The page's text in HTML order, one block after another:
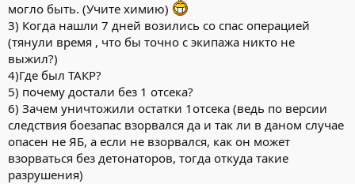
могло быть. (Учите химию)
3) Когда нашли 7 дней возились со спас операцией
(тянули время , что бы точно с экипажа никто не
выжил?)
4)Где был ТАКР?
5) почему достали без 1 отсека?
6) Зачем уничтожили остатки 1отсека (ведь по версии
следствия боезапас взорвался да и так ли в даном случае
опасен не ЯБ, а если не взорвался, как он может
взорваться без детонаторов, тогда откуда такие
разрушения)